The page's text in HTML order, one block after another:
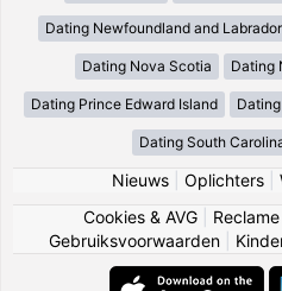
Dating Newfoundland and Labrador
Dating Nova Scotia Dating
Dating Prince Edward Island
Dating South
Nieuws| Oplichters|
Cookies & AVG
Reclame
Gebruiksvoorwaarden